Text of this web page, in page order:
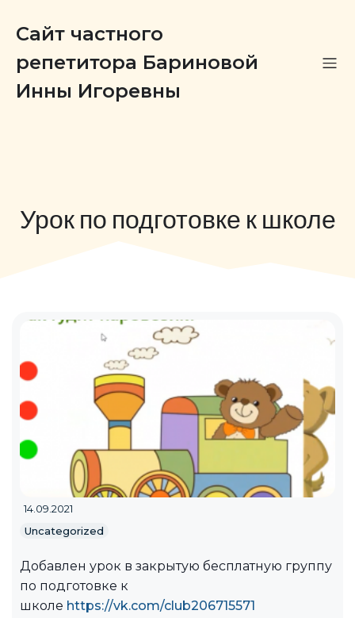
Сайт частного
репетитора Бариновой
Инны Игоревны
Урок по подготовке к школе
14.09.2021
Uncategorized
Добавлен урок в закрытую бесплатную группу
по подготовке к
школе https://vk.com/club206715571